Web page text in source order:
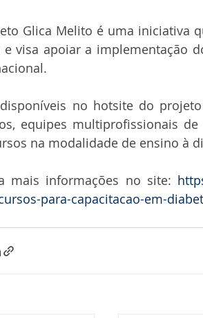
Glica Melito é uma iniciativa
e visa apoiar a implementação
no hotsite do
equipes multiprofissionais
na modalidade de ensino à
mais informações no site:
para-capacitacao-em-